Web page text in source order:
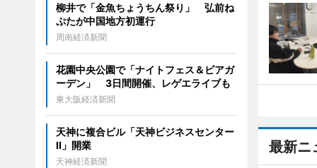
最新ニ
柳井で「金魚ちょうちん祭り」 弘前ね
ぷたが中国地方初運行
周南経済新聞
花園中央公園で「ナイトフェス＆ビアガ
ーデン」 3日間開催、レゲエライブも
東大阪経済新聞
天神に複合ビル「天神ビジネスセンター
II」開業
天神経済新聞